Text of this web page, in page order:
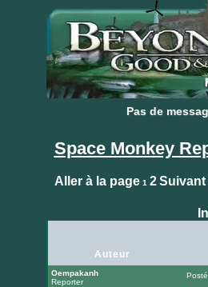
Pas de
Pas de
Space Monkey
Aller à la page 1 2 Suivant
Auteur
Oempakanh
Reporter